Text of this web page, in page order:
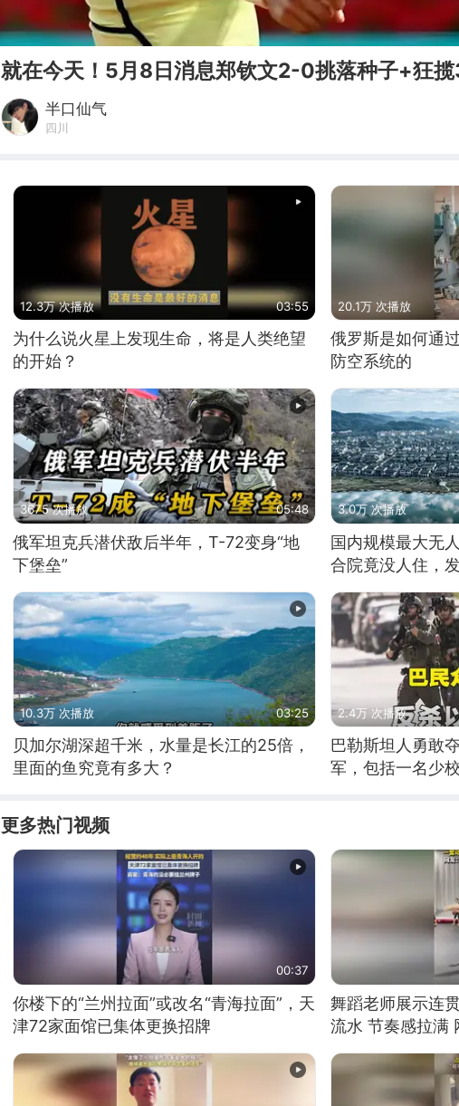
00:00
就在今天！5月8日消息郑钦文2-0挑落种子+狂
半口仙气
四川
12.3万 次播放 03:55
为什么说火星上发现生命，将是人类绝望
的开始？
20.1万 次播放
俄罗斯是如何通
防空系统的
3675 次播放 05:48
俄军坦克兵潜伏敌后半年，T-72变身“地
下堡垒”
3.0万 次播放
国内规模最大无
合院竟没人住，
10.3万 次播放 03:25
贝加尔湖深超千米，水量是长江的25倍，
里面的鱼究竟有多大？
2.4万 次播放
巴勒斯坦人勇敢
军，包括一名少校
更多热门视频
00:37
你楼下的“兰州拉面”或改名“青海拉面”，天
津72家面馆已集体更换招牌
舞蹈老师展示连
流水 节奏感拉满